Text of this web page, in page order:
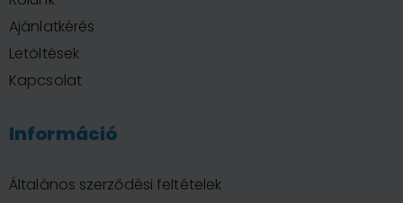
Ajánlatkérés
Letöltések
Kapcsolat
Információ
Általános szerződési feltételek